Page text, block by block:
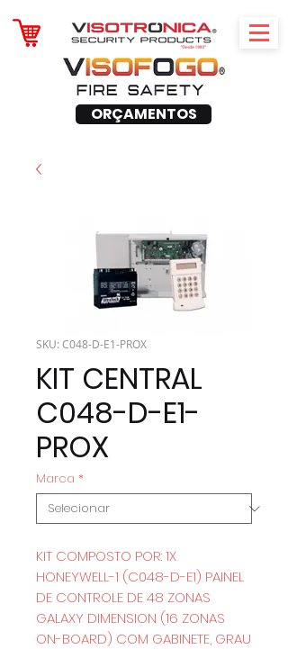
ORÇAMENTOS
SKU: C048-D-E1-PROX
KIT CENTRAL
C048-D-E1-
PROX
Marca *
KIT COMPOSTO POR: 1X
HONEYWELL-1 (C048-D-E1) PAINEL
DE CONTROLE DE 48 ZONAS
GALAXY DIMENSION (16 ZONAS
ON-BOARD) COM GABINETE, GRAU